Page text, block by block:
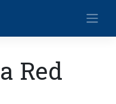
Red